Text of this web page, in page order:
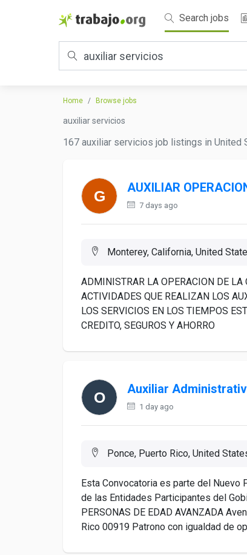
Search jobs
Home Browse jobs
auxiliar servicios
167 auxiliar servicios job listings in United
AUXILIAR
7 days ago
Monterey, California, United
ADMINISTRAR LA OPERACION DE
ACTIVIDADES QUE REALIZAN LOS
LOS SERVICIOS EN LOS TIEMPOS
CREDITO, SEGUROS Y AHORRO
Auxiliar
1 day ago
Ponce, Puerto Rico, United
Esta Convocatoria es parte del Nuevo
de las Entidades Participantes del
PERSONAS DE EDAD AVANZADA
Rico 00919 Patrono con igualdad de